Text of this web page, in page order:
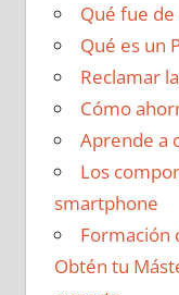
Qué fue
Qué es un
Reclamar
Cómo
Aprende a
Los
smartphone
Formación
Obtén tu